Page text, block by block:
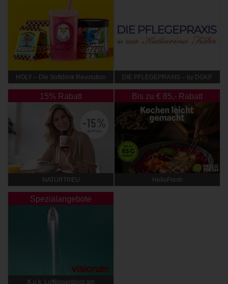
HOLY – Die Softdrink Revolution
DIE PFLEGEPRAXIS – by DGKP
15% Rabatt
NATURTREU
Bis zu € 85,- Rabatt
HelloFresh
Spezialangebote
K.u.k. Luftkissenboot am